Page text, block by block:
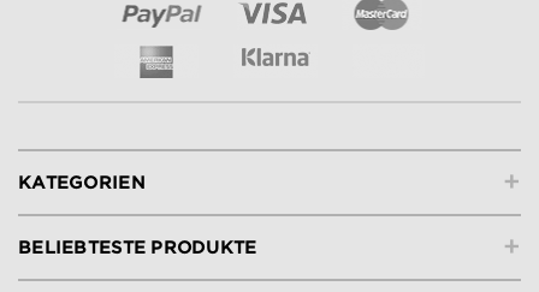
+
KATEGORIEN
+
BELIEBTESTE PRODUKTE